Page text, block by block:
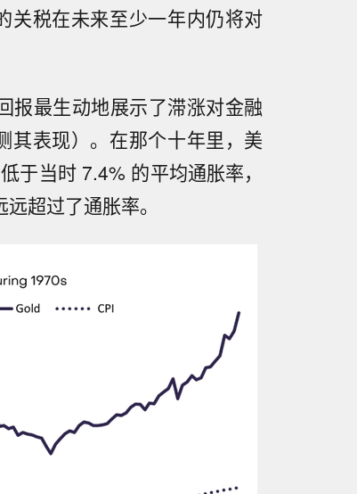
关税在未来至少一年内仍将对
报最生动地展示了滞涨对金融
其表现）。在那个十年里，美
于当时 7.4% 的平均通胀率，
超过了通胀率。